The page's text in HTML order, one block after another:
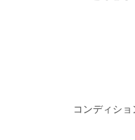
コンディシ